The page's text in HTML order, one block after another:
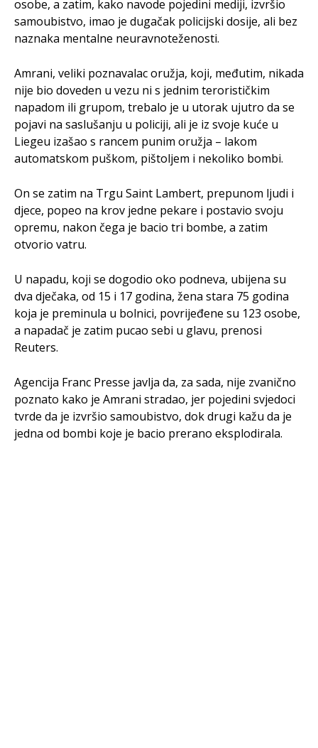
osobe, a zatim, kako navode pojedini mediji, izvršio
samoubistvo, imao je dugačak policijski dosije, ali bez
naznaka mentalne neuravnoteženosti.
Amrani, veliki poznavalac oružja, koji, međutim, nikada
nije bio doveden u vezu ni s jednim terorističkim
napadom ili grupom, trebalo je u utorak ujutro da se
pojavi na saslušanju u policiji, ali je iz svoje kuće u
Liegeu izašao s rancem punim oružja – lakom
automatskom puškom, pištoljem i nekoliko bombi.
On se zatim na Trgu Saint Lambert, prepunom ljudi i
djece, popeo na krov jedne pekare i postavio svoju
opremu, nakon čega je bacio tri bombe, a zatim
otvorio vatru.
U napadu, koji se dogodio oko podneva, ubijena su
dva dječaka, od 15 i 17 godina, žena stara 75 godina
koja je preminula u bolnici, povrijeđene su 123 osobe,
a napadač je zatim pucao sebi u glavu, prenosi
Reuters.
Agencija Franc Presse javlja da, za sada, nije zvanično
poznato kako je Amrani stradao, jer pojedini svjedoci
tvrde da je izvršio samoubistvo, dok drugi kažu da je
jedna od bombi koje je bacio prerano eksplodirala.